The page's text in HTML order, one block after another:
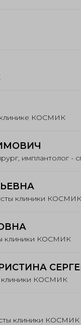
клинике КОСМИК
имплантолог
клиники КОСМИК
клиники КОСМИК
клиники КОСМИК
клиники КОСМИК